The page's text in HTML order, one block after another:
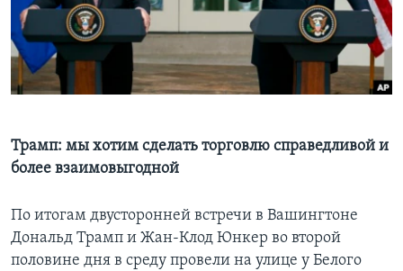
Learning English
СОЦИАЛЬНЫЕ СЕТИ
Языки
Трамп: мы хотим сделать торговлю справедливой и
более взаимовыгодной
По итогам двусторонней встречи в Вашингтоне
Дональд Трамп и Жан-Клод Юнкер во второй
половине дня в среду провели на улице у Белого